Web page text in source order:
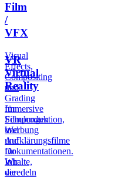
VR
Virtual
Reality
Immersive
Schulungen
und
Aufklärungsfilme
für
Inhalte,
die
Film
/
VFX
Visual
Effects,
Compositing
und
Grading
für
Filmproduktion,
Werbung
und
Dokumentationen.
Wir
veredeln